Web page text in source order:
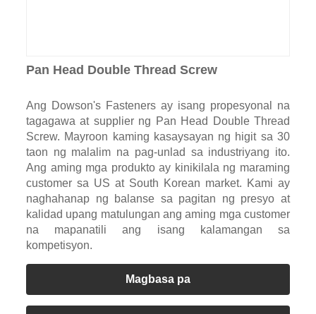
Pan Head Double Thread Screw
Ang Dowson's Fasteners ay isang propesyonal na
tagagawa at supplier ng Pan Head Double Thread
Screw. Mayroon kaming kasaysayan ng higit sa 30
taon ng malalim na pag-unlad sa industriyang ito.
Ang aming mga produkto ay kinikilala ng maraming
customer sa US at South Korean market. Kami ay
naghahanap ng balanse sa pagitan ng presyo at
kalidad upang matulungan ang aming mga customer
na mapanatili ang isang kalamangan sa
kompetisyon.
Magbasa pa